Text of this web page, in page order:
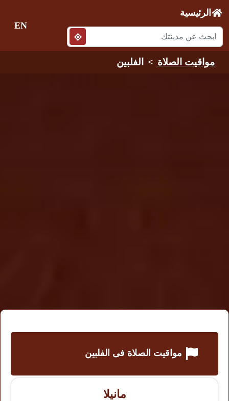
الرئيسية
EN
مواقيت الصلاة الفلبين
مواقيت الصلاة فى الفلبين
مانيلا